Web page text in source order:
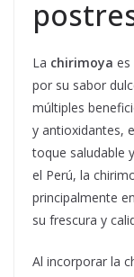
La chirimoya es
por su sabor
múltiples
y antioxidantes,
toque saludable
el Perú, la
principalmente
su frescura y
Al incorporar la